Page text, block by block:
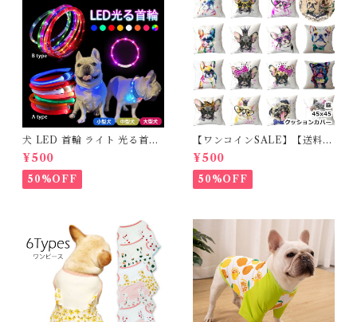
犬 LED 首輪 ライト 光る首輪
USB充電 生活防水 長さ調整可
能 首輪 犬用 ペット カラー ペ
ット用品 軽量 ドッグ用品 フレ
ンチブルドック 大型犬 中型犬
¥500
50%OFF
【ワンコインSALE】【送料無
料】KM503G クッションカバ
ー フレンチブルドッグ クリー
ム フレブル
¥500
50%OFF